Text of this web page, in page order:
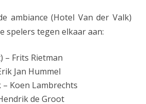
ambiance (Hotel Van der Valk)
spelers tegen elkaar aan:
– Frits Rietman
Jan Hummel
Koen Lambrechts
de Groot